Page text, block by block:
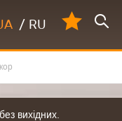
/ RU
вихідних.